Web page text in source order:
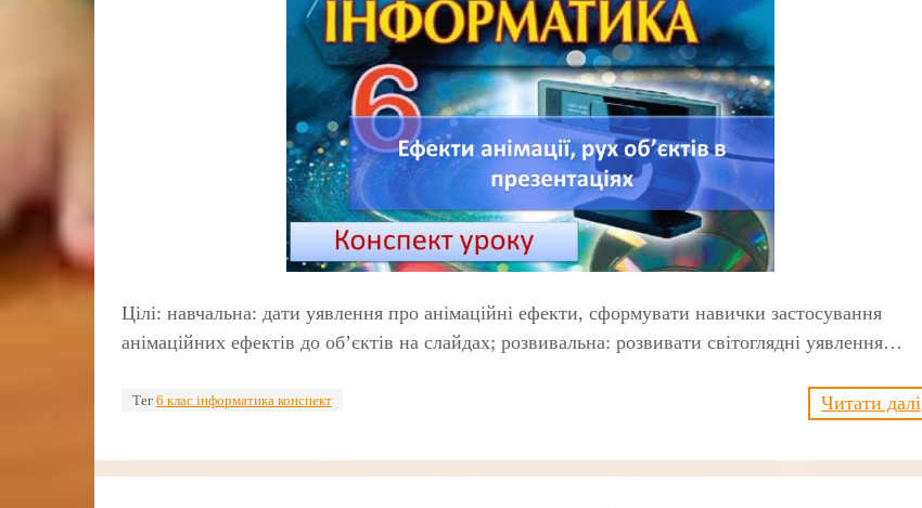
Цілі: навчальна: дати уявлення про анімаційні ефекти, сформувати навички застосування
анімаційних ефектів до об’єктів на слайдах; розвивальна: розвивати світоглядні уявлення…
Тег 6 клас інформатика конспект Читати далі